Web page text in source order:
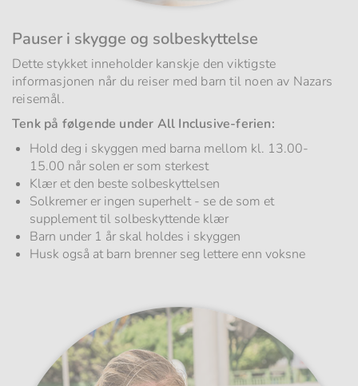
Pauser i skygge og solbeskyttelse
Dette stykket inneholder kanskje den viktigste
informasjonen når du reiser med barn til noen av Nazars
reisemål.
Tenk på følgende under All Inclusive-ferien:
Hold deg i skyggen med barna mellom kl. 13.00-
15.00 når solen er som sterkest
Klær et den beste solbeskyttelsen
Solkremer er ingen superhelt - se de som et
supplement til solbeskyttende klær
Barn under 1 år skal holdes i skyggen
Husk også at barn brenner seg lettere enn voksne